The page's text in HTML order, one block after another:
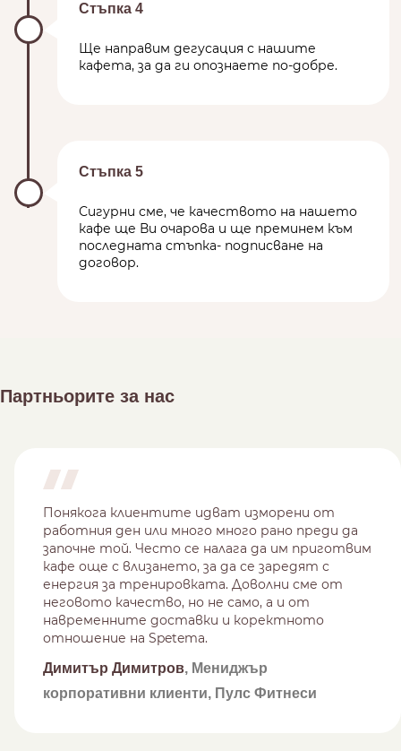
Стъпка 4
Ще направим дегусация с нашите
кафета, за да ги опознаете по-добре.
Стъпка 5
Сигурни сме, че качеството на нашето
кафе ще Ви очарова и ще преминем към
последната стъпка- подписване на
договор.
Партньорите за нас
Понякога клиентите идват изморени от
работния ден или много много рано преди да
започне той. Често се налага да им приготвим
кафе още с влизането, за да се заредят с
енергия за тренировката. Доволни сме от
неговото качество, но не само, а и от
навременните доставки и коректното
отношение на Spetema.
Димитър Димитров, Мениджър
корпоративни клиенти, Пулс Фитнеси